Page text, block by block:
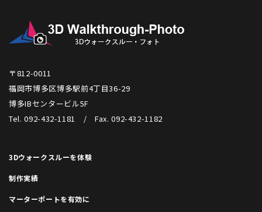
〒812-0011
福岡市博多区博多駅前4丁目36-29
博多IBセンタービル5F
Tel. 092-432-1181 / Fax. 092-432-1182
3Dウォークスルーを体験
制作実績
マーターポートを有効に